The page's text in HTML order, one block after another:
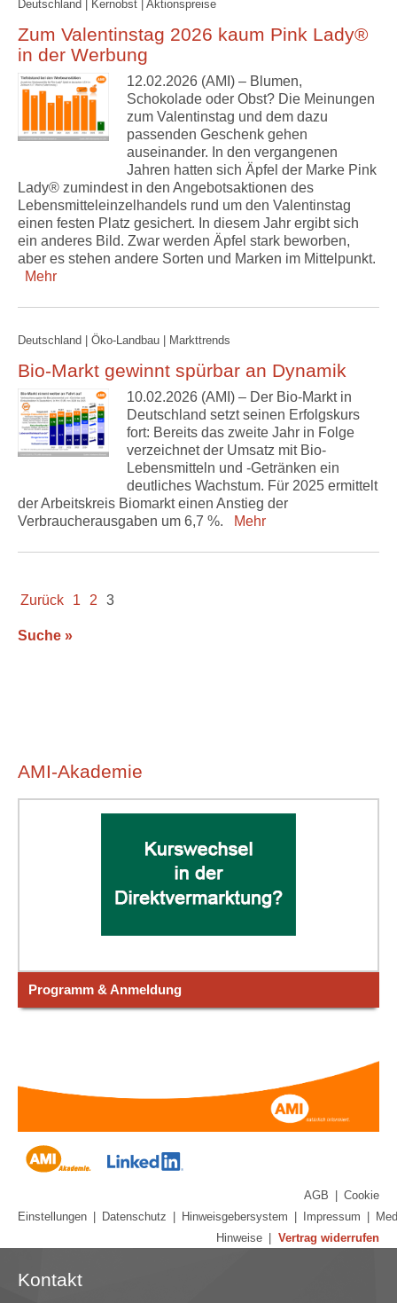
Deutschland | Kernobst | Aktionspreise
Zum Valentinstag 2026 kaum Pink Lady®
in der Werbung
12.02.2026 (AMI) – Blumen,
Schokolade oder Obst? Die Meinungen
zum Valentinstag und dem dazu
passenden Geschenk gehen
auseinander. In den vergangenen
Jahren hatten sich Äpfel der Marke Pink
Lady® zumindest in den Angebotsaktionen des
Lebensmitteleinzelhandels rund um den Valentinstag
einen festen Platz gesichert. In diesem Jahr ergibt sich
ein anderes Bild. Zwar werden Äpfel stark beworben,
aber es stehen andere Sorten und Marken im Mittelpunkt.
Mehr
Deutschland | Öko-Landbau | Markttrends
Bio-Markt gewinnt spürbar an Dynamik
10.02.2026 (AMI) – Der Bio-Markt in
Deutschland setzt seinen Erfolgskurs
fort: Bereits das zweite Jahr in Folge
verzeichnet der Umsatz mit Bio-
Lebensmitteln und -Getränken ein
deutliches Wachstum. Für 2025 ermittelt
der Arbeitskreis Biomarkt einen Anstieg der
Verbraucherausgaben um 6,7 %.
Mehr
Zurück 1 2 3
Suche »
AMI-Akademie
Programm & Anmeldung
AGB
Cookie
Einstellungen
Datenschutz Hinweisgebersystem Impressum
Hinweise
Vertrag widerrufen
Kontakt